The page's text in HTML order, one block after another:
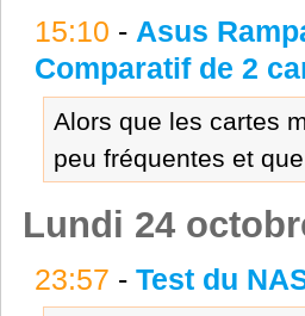
15:10 - Asus
Comparatif de 2
Alors que les cartes
peu fréquentes et
Lundi 24
23:57 - Test du